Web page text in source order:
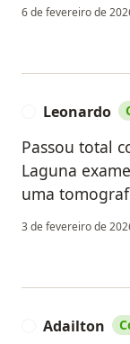
6 de fevereiro de
Leonardo
Passou total
Laguna
uma
3 de fevereiro de
Adailton